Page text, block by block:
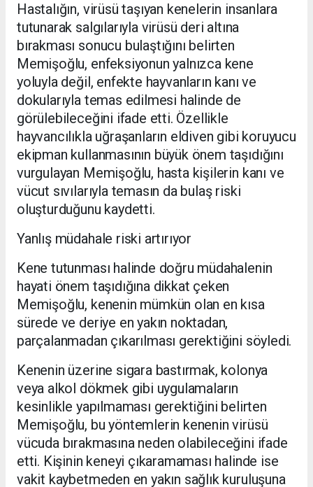
Hastalığın, virüsü taşıyan kenelerin insanlara
tutunarak salgılarıyla virüsü deri altına
bırakması sonucu bulaştığını belirten
Memişoğlu, enfeksiyonun yalnızca kene
yoluyla değil, enfekte hayvanların kanı ve
dokularıyla temas edilmesi halinde de
görülebileceğini ifade etti. Özellikle
hayvancılıkla uğraşanların eldiven gibi koruyucu
ekipman kullanmasının büyük önem taşıdığını
vurgulayan Memişoğlu, hasta kişilerin kanı ve
vücut sıvılarıyla temasın da bulaş riski
oluşturduğunu kaydetti.
Yanlış müdahale riski artırıyor
Kene tutunması halinde doğru müdahalenin
hayati önem taşıdığına dikkat çeken
Memişoğlu, kenenin mümkün olan en kısa
sürede ve deriye en yakın noktadan,
parçalanmadan çıkarılması gerektiğini söyledi.
Kenenin üzerine sigara bastırmak, kolonya
veya alkol dökmek gibi uygulamaların
kesinlikle yapılmaması gerektiğini belirten
Memişoğlu, bu yöntemlerin kenenin virüsü
vücuda bırakmasına neden olabileceğini ifade
etti. Kişinin keneyi çıkaramaması halinde ise
vakit kaybetmeden en yakın sağlık kuruluşuna